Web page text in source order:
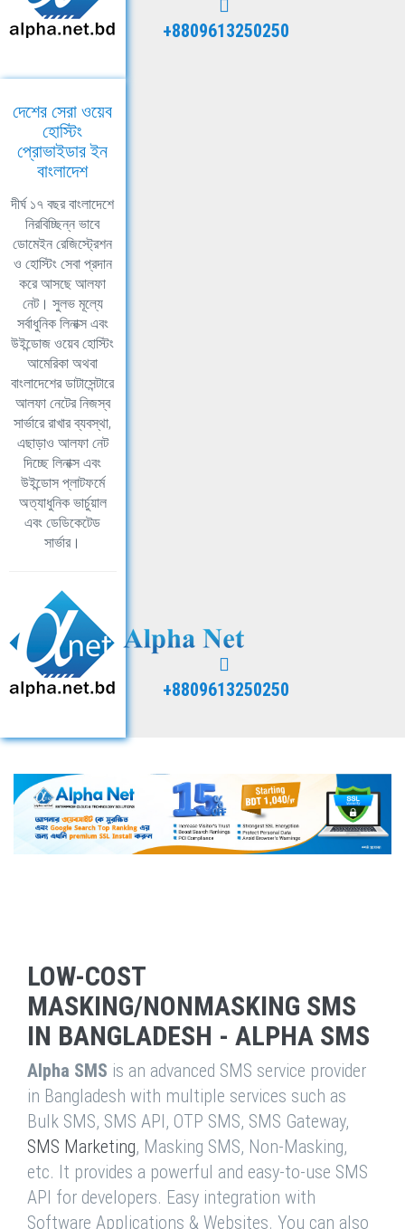
+8809613250250
দেশের সেরা ওয়েব
হোস্টিং
প্রোভাইডার ইন
বাংলাদেশ
দীর্ঘ ১৭ বছর বাংলাদেশে
নিরবিচ্ছিন্ন ভাবে
ডোমেইন রেজিস্ট্রেশন
ও হোস্টিং সেবা প্রদান
করে আসছে আলফা
নেট। সুলভ মূল্যে
সর্বাধুনিক লিনাক্স এবং
উইন্ডোজ ওয়েব হোস্টিং
আমেরিকা অথবা
বাংলাদেশের ডাটাসেন্টারে
আলফা নেটের নিজস্ব
সার্ভারে রাখার ব্যবস্থা,
এছাড়াও আলফা নেট
দিচ্ছে লিনাক্স এবং
উইন্ডোস প্লাটফর্মে
অত্যাধুনিক ভার্চুয়াল
এবং ডেডিকেটেড
সার্ভার।
+8809613250250
LOW-COST
MASKING/NONMASKING SMS
IN BANGLADESH - ALPHA SMS
Alpha SMS is an advanced SMS service provider
in Bangladesh with multiple services such as
Bulk SMS, SMS API, OTP SMS, SMS Gateway,
SMS Marketing, Masking SMS, Non-Masking,
etc. It provides a powerful and easy-to-use SMS
API for developers. Easy integration with
Software Applications & Websites. You can also